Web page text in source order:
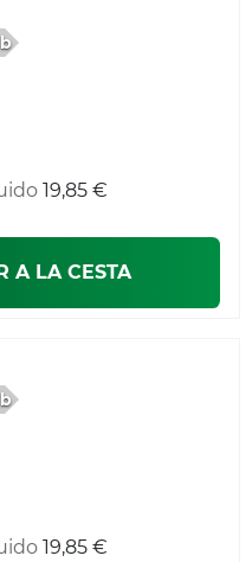
19,85 €
A LA CESTA
19,85 €